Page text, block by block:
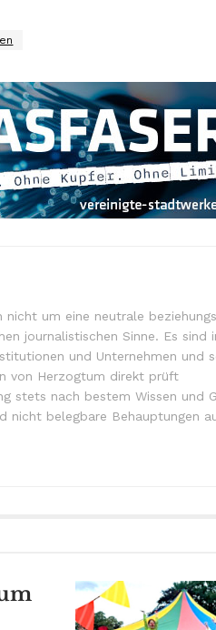
um eine neutrale
journalistischen Sinne. Es sind
und Unternehmen und
von Herzogtum direkt prüft
stets nach bestem Wissen und
nicht belegbare Behauptungen